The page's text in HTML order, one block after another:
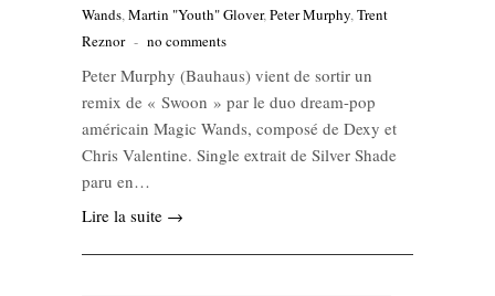
Wands,Martin "Youth" Glover,Peter Murphy,Trent
Reznor - no comments
Peter Murphy (Bauhaus) vient de sortir un
remix de « Swoon » par le duo dream-pop
américain Magic Wands, composé de Dexy et
Chris Valentine. Single extrait de Silver Shade
paru en…
Lire la suite →